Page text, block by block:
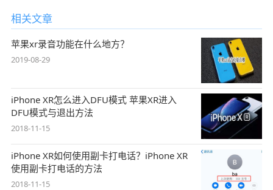
相关文章
苹果xr录音功能在什么地方？
2019-08-29
iPhone XR怎么进入DFU模式 苹果XR进入
DFU模式与退出方法
2018-11-15
iPhone XR如何使用副卡打电话？iPhone XR
使用副卡打电话的方法
2018-11-15